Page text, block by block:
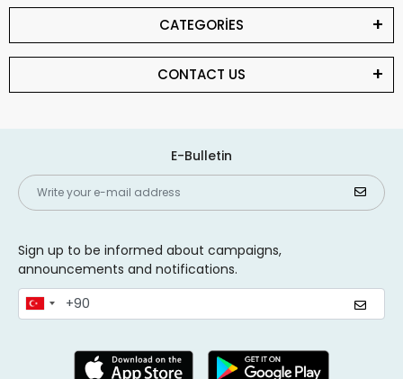
CATEGORİES
CONTACT US
E-Bulletin
Sign up to be informed about campaigns,
announcements and notifications.